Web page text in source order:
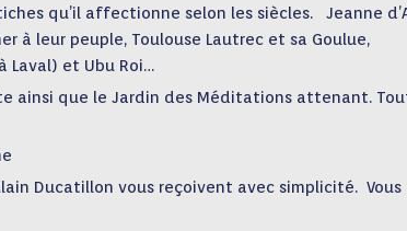
qu’il affectionne selon les siècles. Jeanne
à leur peuple, Toulouse Lautrec et sa Goulue,
Laval) et Ubu Roi…
ainsi que le Jardin des Méditations attenant.
Ducatillon vous reçoivent avec simplicité. Vous